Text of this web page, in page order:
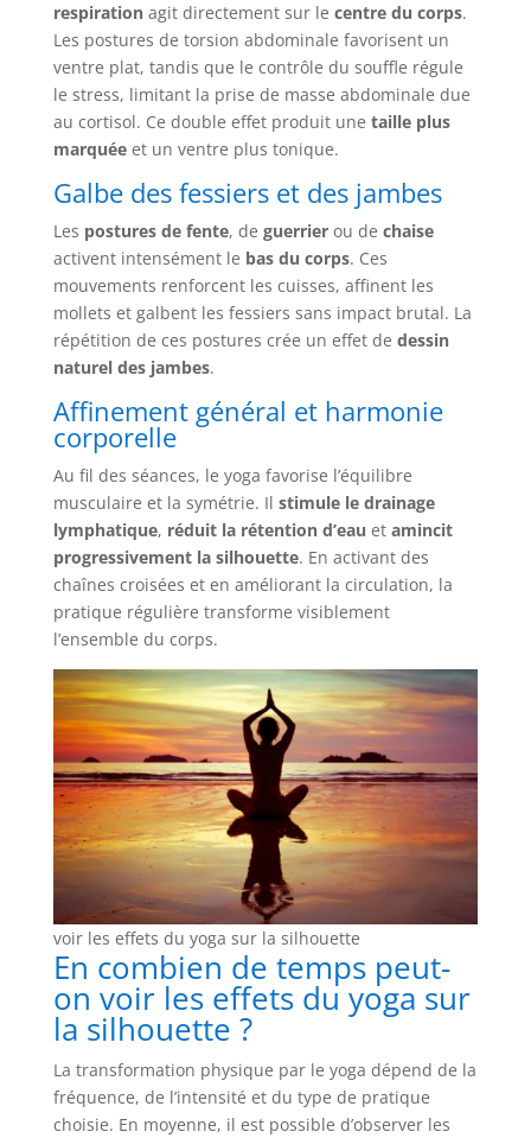
respirationagit directement sur le centre du corps.
Les postures de torsion abdominale favorisent un
ventre plat, tandis que le contrôle du souffle régule
le stress, limitant la prise de masse abdominale due
au cortisol. Ce double effet produit une taille plus
marquéeet un ventre plus tonique.
Galbe des fessiers et des jambes
Les postures de fente, de guerrierou de chaise
activent intensément le bas du corps. Ces
mouvements renforcent les cuisses, affinent les
mollets et galbent les fessiers sans impact brutal. La
répétition de ces postures crée un effet de dessin
naturel des jambes.
Affinement général et harmonie
corporelle
Au fil des séances, le yoga favorise l’équilibre
musculaire et la symétrie. Il stimule le drainage
lymphatique, réduit la rétention d’eau et amincit
progressivement la silhouette. En activant des
chaînes croisées et en améliorant la circulation, la
pratique régulière transforme visiblement
l’ensemble du corps.
voir les effets du yoga sur la silhouette
En combien de temps peut-
on voir les effets du yoga sur
la silhouette ?
La transformation physique par le yoga dépend de la
fréquence, de l’intensité et du type de pratique
choisie. En moyenne, il est possible d’observer les